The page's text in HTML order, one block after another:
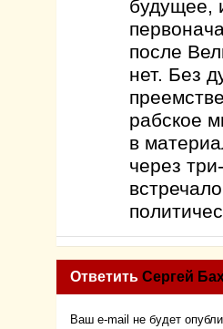
будущее,
после
нет. Без
рабское
в
через
Ответить Сергей
Ваш e-mail не будет